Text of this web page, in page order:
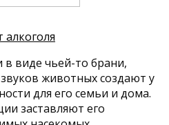
алкоголя
виде чьей-то брани,
животных создают у
для его семьи и дома.
заставляют его